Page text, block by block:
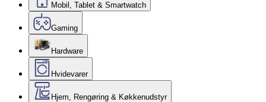
Mobil, Tablet & Smartwatch
Gaming
Hardware
Hvidevarer
Hjem, Rengøring & Køkkenudstyr